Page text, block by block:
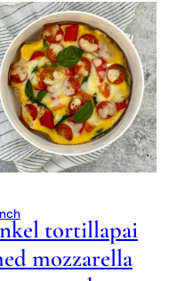
tortillapai
mozzarella